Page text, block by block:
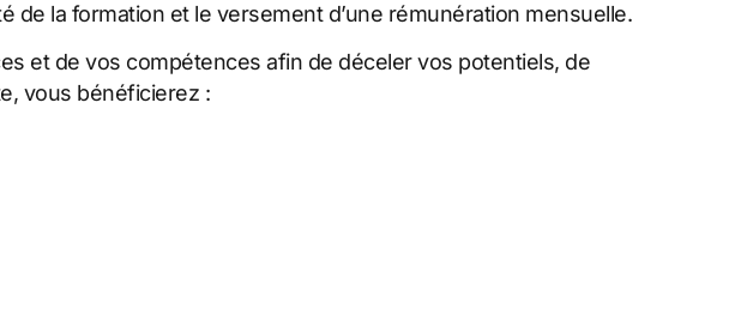
de la formation et le versement d’une rémunération mensuelle.
et de vos compétences afin de déceler vos potentiels, de
vous bénéficierez :